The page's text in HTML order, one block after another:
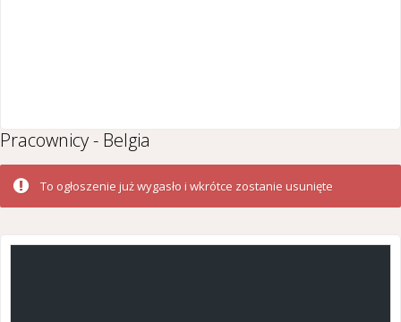
Pracownicy - Belgia
To ogłoszenie już wygasło i wkrótce zostanie usunięte